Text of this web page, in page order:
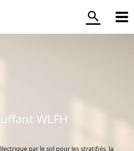
WLFH
par le sol pour les stratifiés, la